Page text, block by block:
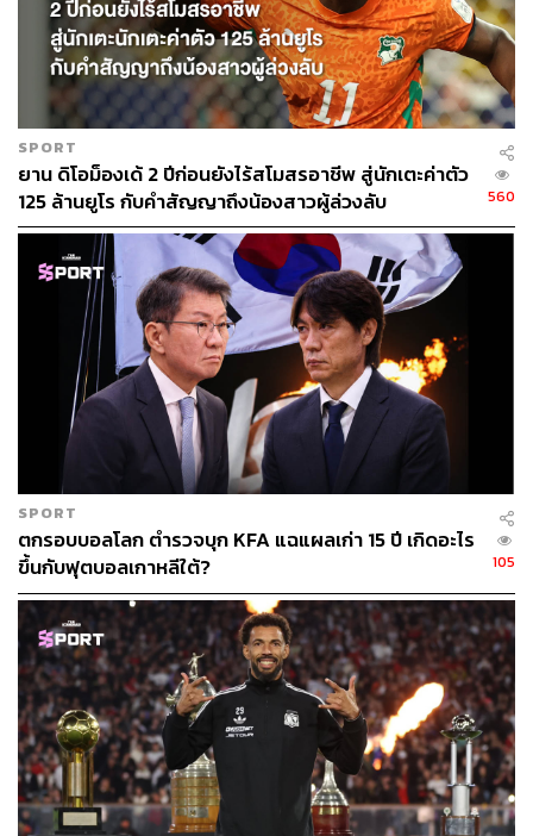
SPORT
ยาน ดิโอม็องเด้ 2 ปีก่อนยังไร้สโมสรอาชีพ สู่นักเตะค่าตัว
125 ล้านยูโร กับคำสัญญาถึงน้องสาวผู้ล่วงลับ
560
SPORT
ตกรอบบอลโลก ตำรวจบุก KFA แฉแผลเก่า 15 ปี เกิดอะไร
ขึ้นกับฟุตบอลเกาหลีใต้?
105